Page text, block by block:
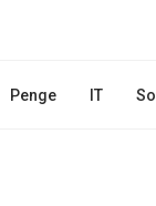
Penge IT